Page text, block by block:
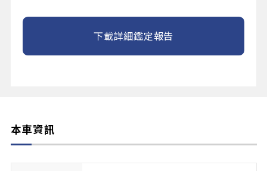
下載詳細鑑定報告
本車資訊